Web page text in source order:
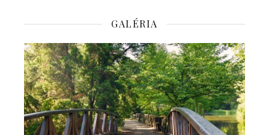
GALÉRIA